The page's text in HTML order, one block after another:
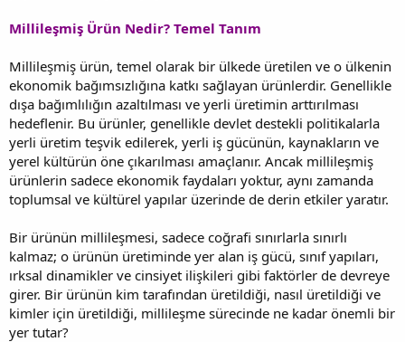
Millileşmiş Ürün Nedir? Temel Tanım
Millileşmiş ürün, temel olarak bir ülkede üretilen ve o ülkenin
ekonomik bağımsızlığına katkı sağlayan ürünlerdir. Genellikle
dışa bağımlılığın azaltılması ve yerli üretimin arttırılması
hedeflenir. Bu ürünler, genellikle devlet destekli politikalarla
yerli üretim teşvik edilerek, yerli iş gücünün, kaynakların ve
yerel kültürün öne çıkarılması amaçlanır. Ancak millileşmiş
ürünlerin sadece ekonomik faydaları yoktur, aynı zamanda
toplumsal ve kültürel yapılar üzerinde de derin etkiler yaratır.
Bir ürünün millileşmesi, sadece coğrafi sınırlarla sınırlı
kalmaz; o ürünün üretiminde yer alan iş gücü, sınıf yapıları,
ırksal dinamikler ve cinsiyet ilişkileri gibi faktörler de devreye
girer. Bir ürünün kim tarafından üretildiği, nasıl üretildiği ve
kimler için üretildiği, millileşme sürecinde ne kadar önemli bir
yer tutar?